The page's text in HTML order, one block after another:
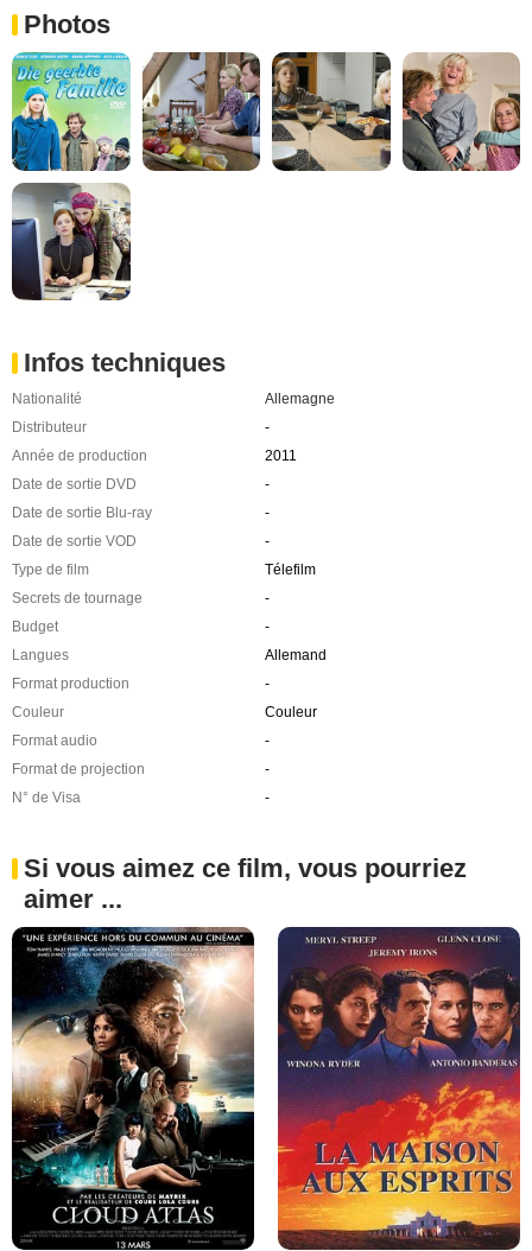
Photos
Infos techniques
Nationalité
Allemagne
Distributeur
-
Année de production
2011
Date de sortie DVD
-
Date de sortie Blu-ray
-
Date de sortie VOD
-
Type de film
Télefilm
Secrets de tournage
-
Budget
-
Langues
Allemand
Format production
-
Couleur
Couleur
Format audio
-
Format de projection
-
N° de Visa
-
Si vous aimez ce film, vous pourriez
aimer ...